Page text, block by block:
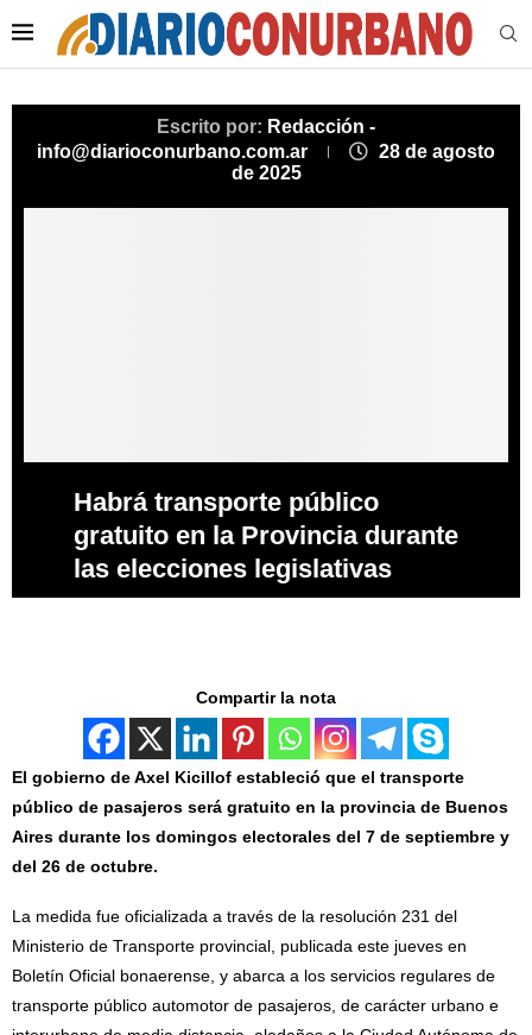
Escrito por: Redacción -
info@diarioconurbano.com.ar
28 de agosto
de 2025
Habrá transporte público
gratuito en la Provincia durante
las elecciones legislativas
Compartir la nota
El gobierno de Axel Kicillof estableció que el transporte
público de pasajeros será gratuito en la provincia de Buenos
Aires durante los domingos electorales del 7 de septiembre y
del 26 de octubre.
La medida fue oficializada a través de la resolución 231 del
Ministerio de Transporte provincial, publicada este jueves en
Boletín Oficial bonaerense, y abarca a los servicios regulares de
transporte público automotor de pasajeros, de carácter urbano e